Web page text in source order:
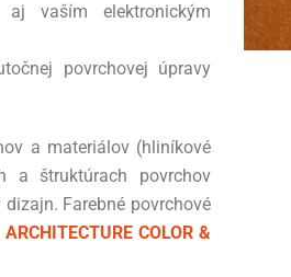
vaším elektronickým
povrchovej úpravy
a materiálov (hliníkové
a štruktúrach povrchov
Farebné povrchové
ARCHITECTURE COLOR &